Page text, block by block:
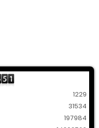
1229
31534
197984